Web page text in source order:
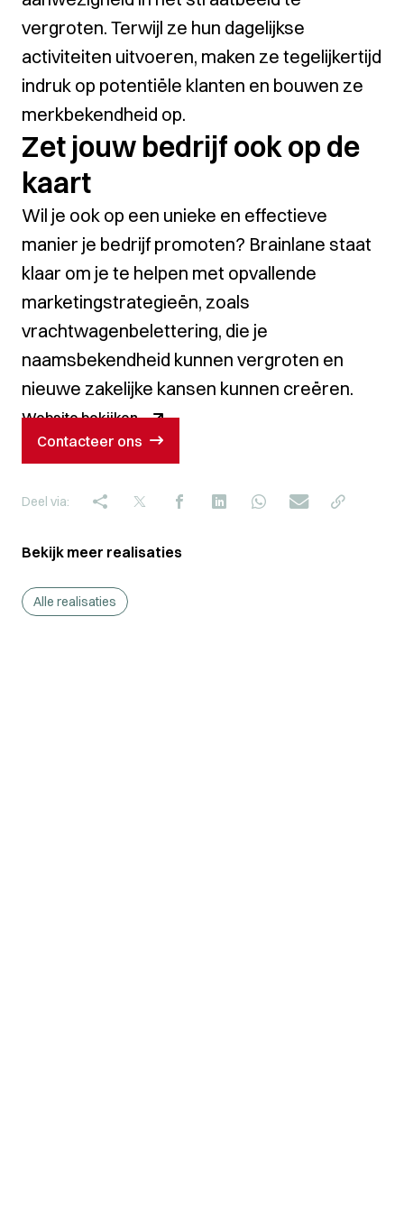
Deel via:
Bekijk meer realisaties
Alle realisaties
vergroten. Terwijl ze hun dagelijkse
activiteiten uitvoeren, maken ze tegelijkertijd
indruk op potentiële klanten en bouwen ze
merkbekendheid op.
Zet jouw bedrijf ook op de
kaart
Wil je ook op een unieke en effectieve
manier je bedrijf promoten? Brainlane staat
klaar om je te helpen met opvallende
marketingstrategieën, zoals
vrachtwagenbelettering, die je
naamsbekendheid kunnen vergroten en
nieuwe zakelijke kansen kunnen creëren.
Website bekijken
Contacteer ons